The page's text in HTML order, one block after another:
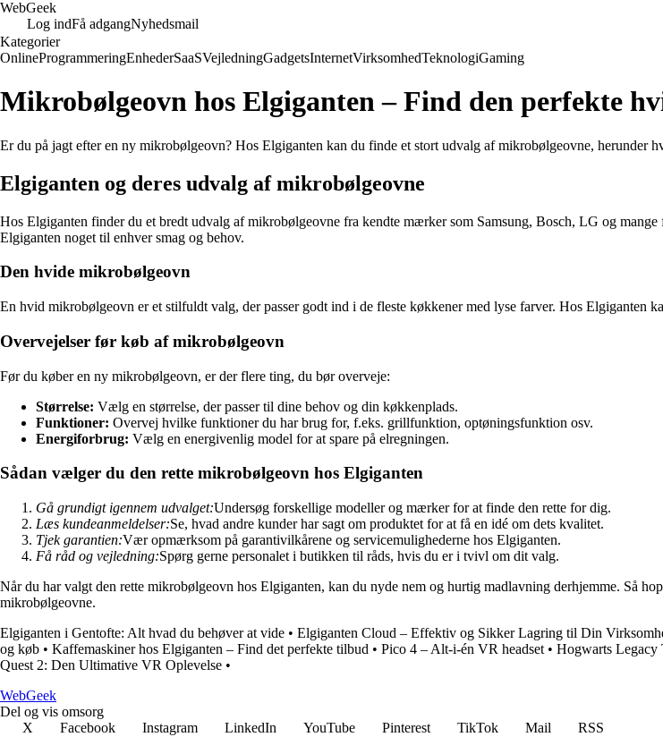
WebGeek
Log indFå adgangNyhedsmail
Kategorier
OnlineProgrammeringEnhederSaaSVejledningGadgetsInternetVirksomhedTeknologiGaming
Mikrobølgeovn hos Elgiganten – Find den perfekte
Er du på jagt efter en ny mikrobølgeovn? Hos Elgiganten kan du finde et stort udvalg af mikrobølgeovne,
Elgiganten og deres udvalg af mikrobølgeovne
Hos Elgiganten finder du et bredt udvalg af mikrobølgeovne fra kendte mærker som Samsung, Bosch, LG og
Elgiganten noget til enhver smag og behov.
Den hvide mikrobølgeovn
En hvid mikrobølgeovn er et stilfuldt valg, der passer godt ind i de fleste køkkener med lyse farver. Hos Elgiganten
Overvejelser før køb af mikrobølgeovn
Før du køber en ny mikrobølgeovn, er der flere ting, du bør overveje:
Størrelse: Vælg en størrelse, der passer til dine behov og din køkkenplads.
Funktioner: Overvej hvilke funktioner du har brug for, f.eks. grillfunktion, optøningsfunktion osv.
Energiforbrug: Vælg en energivenlig model for at spare på elregningen.
Sådan vælger du den rette mikrobølgeovn hos Elgiganten
Gå grundigt igennem udvalget:Undersøg forskellige modeller og mærker for at finde den rette for dig.
Læs kundeanmeldelser:Se, hvad andre kunder har sagt om produktet for at få en idé om dets kvalitet.
Tjek garantien:Vær opmærksom på garantivilkårene og servicemulighederne hos Elgiganten.
Få råd og vejledning:Spørg gerne personalet i butikken til råds, hvis du er i tvivl om dit valg.
Når du har valgt den rette mikrobølgeovn hos Elgiganten, kan du nyde nem og hurtig madlavning derhjemme. Så
mikrobølgeovne.
Elgiganten i Gentofte: Alt hvad du behøver at vide • Elgiganten Cloud – Effektiv og Sikker Lagring til Din
og køb • Kaffemaskiner hos Elgiganten – Find det perfekte tilbud • Pico 4 – Alt-i-én VR headset • Hogwarts
Quest 2: Den Ultimative VR Oplevelse •
WebGeek
Del og vis omsorg
X
Facebook Instagram LinkedIn YouTube Pinterest TikTok Mail
RSS